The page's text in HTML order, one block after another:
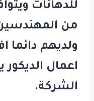
للدهانات
من المهندسين
ولديهم دائما
اعمال
الشركة.